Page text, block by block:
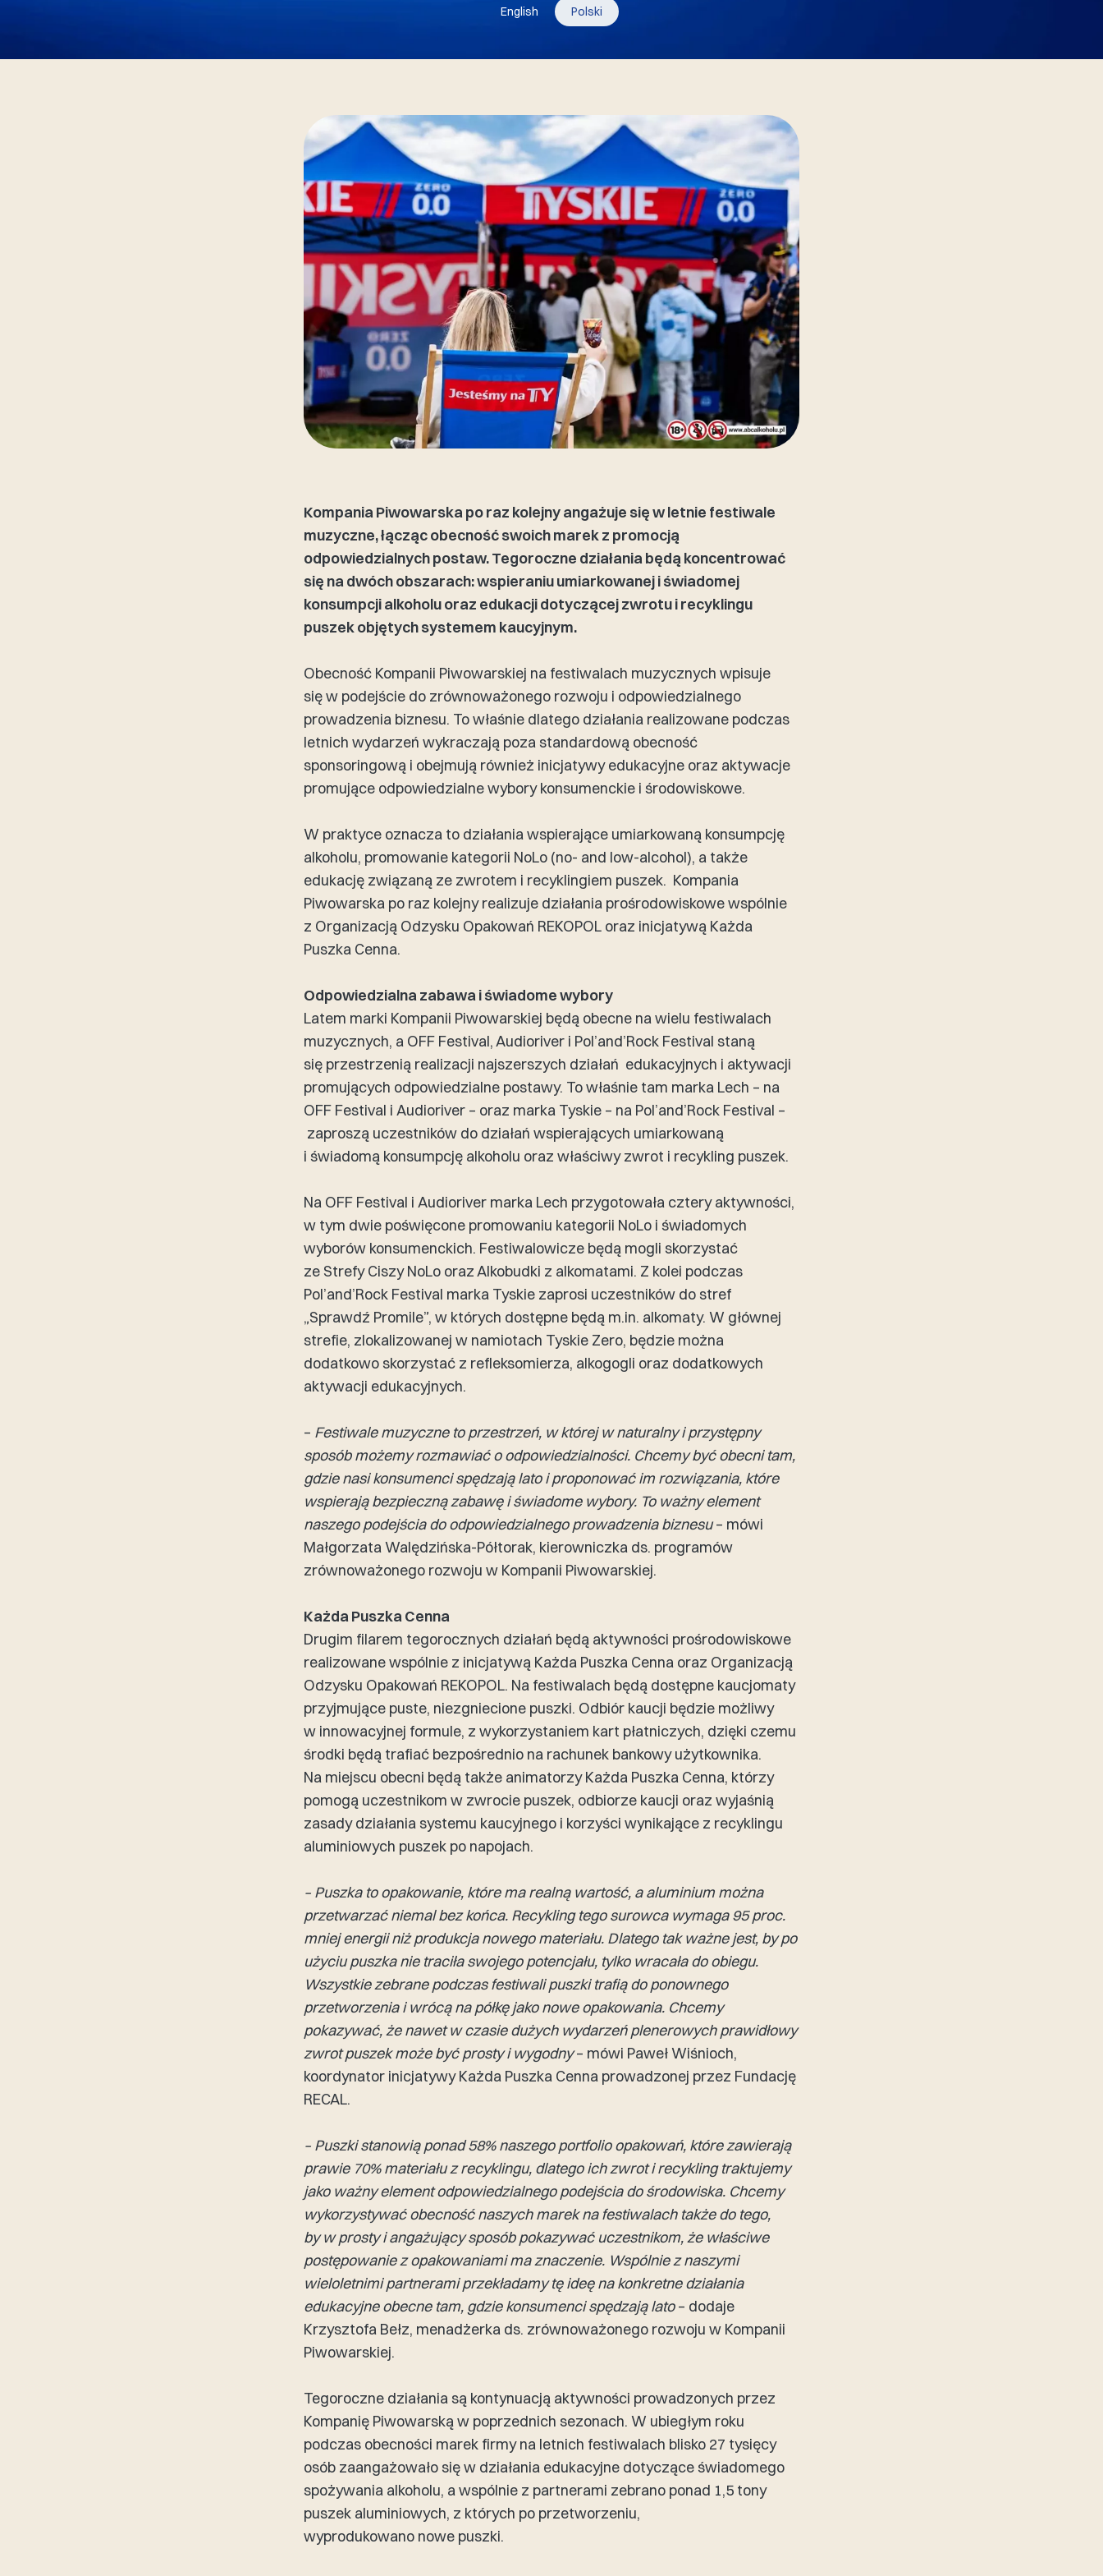
English Polski
Kompania Piwowarska po raz kolejny angażuje się w letnie festiwale
muzyczne, łącząc obecność swoich marek z promocją
odpowiedzialnych postaw. Tegoroczne działania będą koncentrować
się na dwóch obszarach: wspieraniu umiarkowanej i świadomej
konsumpcji alkoholu oraz edukacji dotyczącej zwrotu i recyklingu
puszek objętych systemem kaucyjnym.
Obecność Kompanii Piwowarskiej na festiwalach muzycznych wpisuje
się w podejście do zrównoważonego rozwoju i odpowiedzialnego
prowadzenia biznesu. To właśnie dlatego działania realizowane podczas
letnich wydarzeń wykraczają poza standardową obecność
sponsoringową i obejmują również inicjatywy edukacyjne oraz aktywacje
promujące odpowiedzialne wybory konsumenckie i środowiskowe.
W praktyce oznacza to działania wspierające umiarkowaną konsumpcję
alkoholu, promowanie kategorii NoLo (no- and low-alcohol), a także
edukację związaną ze zwrotem i recyklingiem puszek. Kompania
Piwowarska po raz kolejny realizuje działania prośrodowiskowe wspólnie
z Organizacją Odzysku Opakowań REKOPOL oraz inicjatywą Każda
Puszka Cenna.
Odpowiedzialna zabawa i świadome wybory
Latem marki Kompanii Piwowarskiej będą obecne na wielu festiwalach
muzycznych, a OFF Festival, Audioriver i Pol’and’Rock Festival staną
się przestrzenią realizacji najszerszych działań edukacyjnych i aktywacji
promujących odpowiedzialne postawy. To właśnie tam marka Lech – na
OFF Festival i Audioriver – oraz marka Tyskie – na Pol’and’Rock Festival –
zaproszą uczestników do działań wspierających umiarkowaną
i świadomą konsumpcję alkoholu oraz właściwy zwrot i recykling puszek.
Na OFF Festival i Audioriver marka Lech przygotowała cztery aktywności,
w tym dwie poświęcone promowaniu kategorii NoLo i świadomych
wyborów konsumenckich. Festiwalowicze będą mogli skorzystać
ze Strefy Ciszy NoLo oraz Alkobudki z alkomatami. Z kolei podczas
Pol’and’Rock Festival marka Tyskie zaprosi uczestników do stref
„Sprawdź Promile”, w których dostępne będą m.in. alkomaty. W głównej
strefie, zlokalizowanej w namiotach Tyskie Zero, będzie można
dodatkowo skorzystać z refleksomierza, alkogogli oraz dodatkowych
aktywacji edukacyjnych.
– Festiwale muzyczne to przestrzeń, w której w naturalny i przystępny
sposób możemy rozmawiać o odpowiedzialności. Chcemy być obecni tam,
gdzie nasi konsumenci spędzają lato i proponować im rozwiązania, które
wspierają bezpieczną zabawę i świadome wybory. To ważny element
naszego podejścia do odpowiedzialnego prowadzenia biznesu– mówi
Małgorzata Walędzińska-Półtorak, kierowniczka ds. programów
zrównoważonego rozwoju w Kompanii Piwowarskiej.
Każda Puszka Cenna
Drugim filarem tegorocznych działań będą aktywności prośrodowiskowe
realizowane wspólnie z inicjatywą Każda Puszka Cenna oraz Organizacją
Odzysku Opakowań REKOPOL. Na festiwalach będą dostępne kaucjomaty
przyjmujące puste, niezgniecione puszki. Odbiór kaucji będzie możliwy
w innowacyjnej formule, z wykorzystaniem kart płatniczych, dzięki czemu
środki będą trafiać bezpośrednio na rachunek bankowy użytkownika.
Na miejscu obecni będą także animatorzy Każda Puszka Cenna, którzy
pomogą uczestnikom w zwrocie puszek, odbiorze kaucji oraz wyjaśnią
zasady działania systemu kaucyjnego i korzyści wynikające z recyklingu
aluminiowych puszek po napojach.
– Puszka to opakowanie, które ma realną wartość, a aluminium można
przetwarzać niemal bez końca. Recykling tego surowca wymaga 95 proc.
mniej energii niż produkcja nowego materiału. Dlatego tak ważne jest, by po
użyciu puszka nie traciła swojego potencjału, tylko wracała do obiegu.
Wszystkie zebrane podczas festiwali puszki trafią do ponownego
przetworzenia i wrócą na półkę jako nowe opakowania. Chcemy
pokazywać, że nawet w czasie dużych wydarzeń plenerowych prawidłowy
zwrot puszek może być prosty i wygodny– mówi Paweł Wiśnioch,
koordynator inicjatywy Każda Puszka Cenna prowadzonej przez Fundację
RECAL.
– Puszki stanowią ponad 58% naszego portfolio opakowań, które zawierają
prawie 70% materiału z recyklingu, dlatego ich zwrot i recykling traktujemy
jako ważny element odpowiedzialnego podejścia do środowiska. Chcemy
wykorzystywać obecność naszych marek na festiwalach także do tego,
by w prosty i angażujący sposób pokazywać uczestnikom, że właściwe
postępowanie z opakowaniami maznaczenie. Wspólnie z naszymi
wieloletnimi partnerami przekładamy tę ideę na konkretne działania
edukacyjne obecne tam, gdzie konsumenci spędzają lato– dodaje
Krzysztofa Bełz, menadżerka ds. zrównoważonego rozwoju w Kompanii
Piwowarskiej.
Tegoroczne działania są kontynuacją aktywności prowadzonych przez
Kompanię Piwowarską w poprzednich sezonach. W ubiegłym roku
podczas obecności marek firmy na letnich festiwalach blisko 27 tysięcy
osób zaangażowało się w działania edukacyjne dotyczące świadomego
spożywania alkoholu, a wspólnie z partnerami zebrano ponad 1,5 tony
puszek aluminiowych, z których po przetworzeniu,
wyprodukowano nowe puszki.